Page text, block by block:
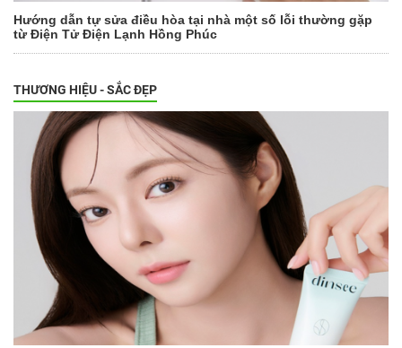
Hướng dẫn tự sửa điều hòa tại nhà một số lỗi thường gặp
từ Điện Tử Điện Lạnh Hồng Phúc
THƯƠNG HIỆU - SẮC ĐẸP